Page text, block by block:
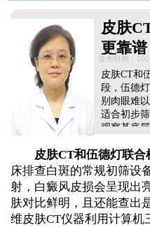
皮肤
更靠谱
发布时间：
皮肤CT和
段，伍德
别肉眼难
适合初步
观察基底
合检测可
规、免疫
明确白斑
病情。一
制定个性
勿半途而
皮肤CT和伍德灯联合
床排查白斑的常规初筛设
射，白癜风皮损会呈现出
肤对比鲜明，且还能查出
维皮肤CT仪器利用计算